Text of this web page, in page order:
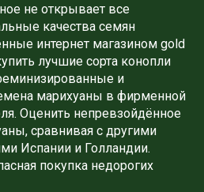
не открывает все
качества семян
интернет магазином gold
лучшие сорта конопли
и
марихуаны в фирменной
Оценить непревзойдённое
сравнивая с другими
Испании и Голландии.
покупка недорогих